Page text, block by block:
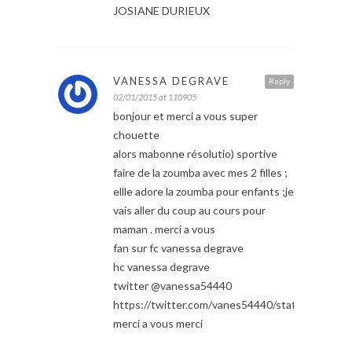
JOSIANE DURIEUX
Reply
VANESSA DEGRAVE
02/01/2015 at 110905
bonjour et merci a vous super
chouette
alors mabonne résolutio) sportive
faire de la zoumba avec mes 2 filles ;
ellle adore la zoumba pour enfants ;je
vais aller du coup au cours pour
maman . merci a vous
fan sur fc vanessa degrave
hc vanessa degrave
twitter @vanessa54440
https://twitter.com/vanes54440/status/
merci a vous merci